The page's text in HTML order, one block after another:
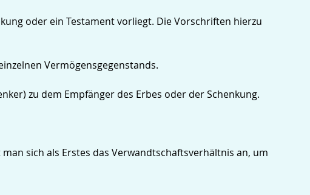
oder ein Testament vorliegt. Die Vorschriften hierzu
Vermögensgegenstands.
zu dem Empfänger des Erbes oder der Schenkung.
sich als Erstes das Verwandtschaftsverhältnis an, um